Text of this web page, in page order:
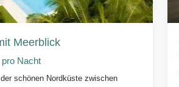
Meerblick
pro Nacht
schönen Nordküste zwischen